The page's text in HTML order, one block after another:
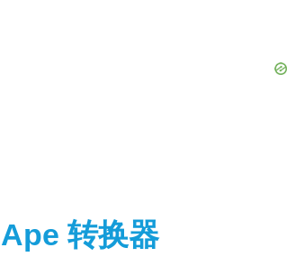
Ape 转换器